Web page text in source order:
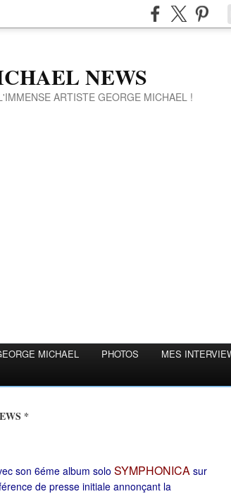
NEWS
ARTISTE GEORGE MICHAEL !
MICHAEL PHOTOS MES
*
son 6éme album solo SYMPHONICA sur
de presse initiale annonçant la